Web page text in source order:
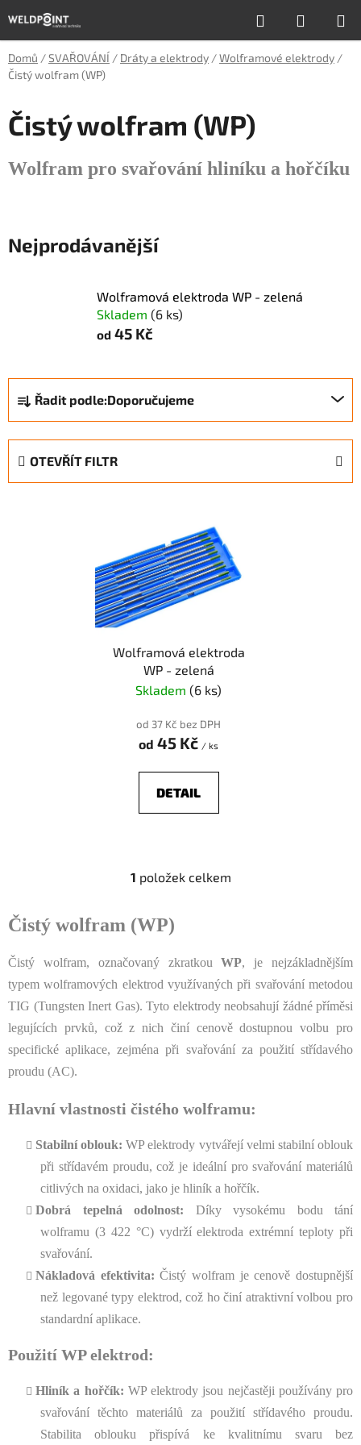
na
obsah
Hledat
KOŠÍK
Domů /SVAŘOVÁNÍ / Dráty a elektrody /Wolframové elektrody /
Čistý wolfram (WP)
Čistý wolfram (WP)
Wolfram pro svařování hliníku a hořčíku
Nejprodávanější
Wolframová elektroda WP - zelená
Skladem (6 ks)
od 45 Kč
Ř
a
z
Řadit podle:Doporučujeme
OTEVŘÍT FILTR
Wolframová elektroda
WP - zelená
Skladem (6 ks)
od 37 Kč bez DPH
od 45 Kč / ks
DETAIL
O
a
c
í
p
r
v
p
i
s
u
1 položek celkem
Čistý wolfram (WP)
Čistý wolfram, označovaný zkratkouWP, je nejzákladnějším
typem wolframových elektrod využívaných při svařování metodou
TIG (Tungsten Inert Gas). Tyto elektrody neobsahují žádné příměsi
legujících prvků, což z nich činí cenově dostupnou volbu pro
specifické aplikace, zejména při svařování za použití střídavého
proudu (AC).
Hlavní vlastnosti čistého wolframu:
Stabilní oblouk: WP elektrody vytvářejí velmi stabilní oblouk
při střídavém proudu, což je ideální pro svařování materiálů
citlivých na oxidaci, jako je hliník a hořčík.
Dobrá tepelná odolnost: Díky vysokému bodu tání
wolframu (3 422 °C) vydrží elektroda extrémní teploty při
svařování.
Nákladová efektivita: Čistý wolfram je cenově dostupnější
než legované typy elektrod, což ho činí atraktivní volbou pro
standardní aplikace.
Použití WP elektrod:
Hliník a hořčík: WP elektrody jsou nejčastěji používány pro
svařování těchto materiálů za použití střídavého proudu.
Stabilita oblouku přispívá ke kvalitnímu svaru bez